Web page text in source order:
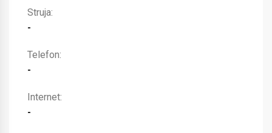
Struja:
-
Telefon:
-
Internet:
-